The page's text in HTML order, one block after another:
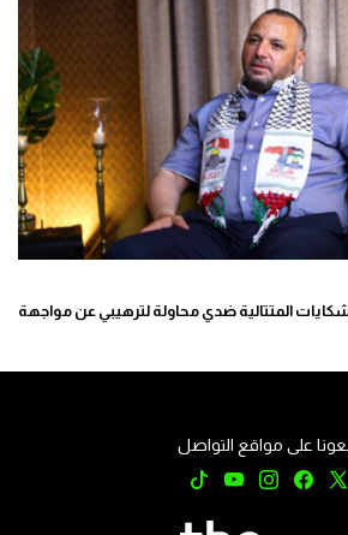
المتتالية ضدي محاولة لترهيبي عن مواجهة
على مواقع التواصل